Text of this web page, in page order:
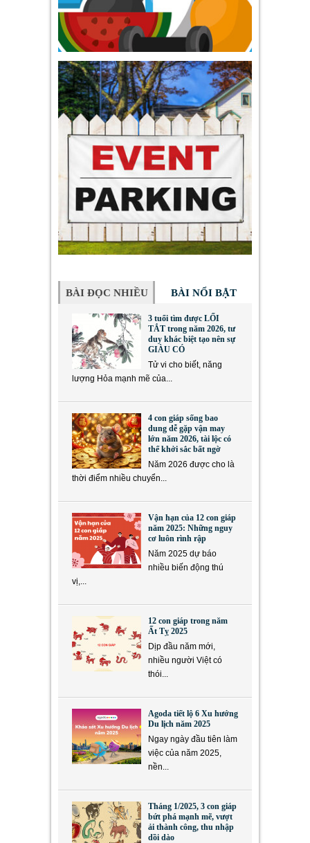
BÀI ĐỌC NHIỀU BÀI NỔI BẬT
3 tuổi tìm được LỐI
TẮT trong năm 2026, tư
duy khác biệt tạo nên sự
GIÀU CÓ
Tử vi cho biết, năng
lượng Hỏa mạnh mẽ của...
4 con giáp sống bao
dung dễ gặp vận may
lớn năm 2026, tài lộc có
thể khởi sắc bất ngờ
Năm 2026 được cho là
thời điểm nhiều chuyển...
Vận hạn của 12 con giáp
năm 2025: Những nguy
cơ luôn rình rập
Năm 2025 dự báo
nhiều biến động thú
vị,...
12 con giáp trong năm
Ất Tỵ 2025
Dịp đầu năm mới,
nhiều người Việt có
thói...
Agoda tiết lộ 6 Xu hướng
Du lịch năm 2025
Ngay ngày đầu tiên làm
việc của năm 2025,
nền...
Tháng 1/2025, 3 con giáp
bứt phá mạnh mẽ, vượt
ải thành công, thu nhập
dồi dào